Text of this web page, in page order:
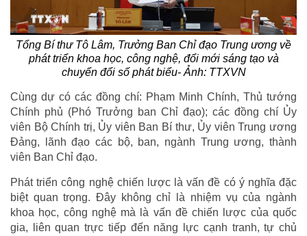
Tổng Bí thư Tô Lâm, Trưởng Ban Chỉ đạo Trung ương về
phát triển khoa học, công nghệ, đổi mới sáng tạo và
chuyển đổi số phát biểu- Ảnh: TTXVN
Cùng dự có các đồng chí: Phạm Minh Chính, Thủ tướng
Chính phủ (Phó Trưởng ban Chỉ đạo); các đồng chí Ủy
viên Bộ Chính trị, Ủy viên Ban Bí thư, Ủy viên Trung ương
Đảng, lãnh đạo các bộ, ban, ngành Trung ương, thành
viên Ban Chỉ đạo.
Phát triển công nghệ chiến lược là vấn đề có ý nghĩa đặc
biệt quan trọng. Đây không chỉ là nhiệm vụ của ngành
khoa học, công nghệ mà là vấn đề chiến lược của quốc
gia, liên quan trực tiếp đến năng lực cạnh tranh, tự chủ